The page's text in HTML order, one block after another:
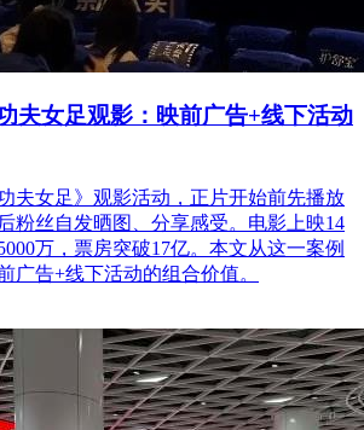
夫女足观影：映前广告+线下活动
夫女足》观影活动，正片开始前先播放
粉丝自发晒图、分享感受。电影上映14
万，票房突破17亿。本文从这一案例
广告+线下活动的组合价值。